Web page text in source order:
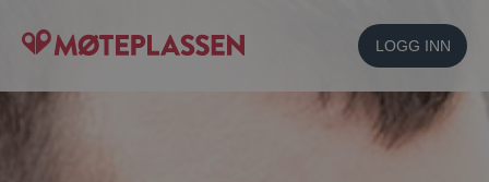
LOGG INN